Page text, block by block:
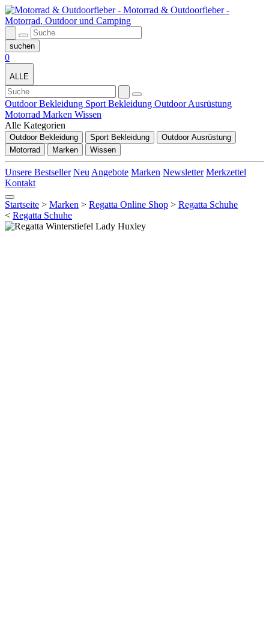
0
ALLE
Outdoor Bekleidung Sport Bekleidung Outdoor Ausrüstung
Motorrad Marken Wissen
Alle Kategorien
Outdoor Bekleidung Sport Bekleidung
Outdoor Ausrüstung
Motorrad
Marken Wissen
Unsere Bestseller Neu Angebote Marken Newsletter Merkzettel
Kontakt
Startseite > Marken > Regatta Online Shop > Regatta Schuhe
< Regatta Schuhe